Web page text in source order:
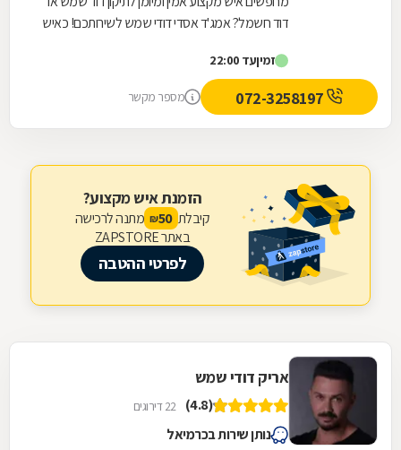
דוד חשמל? אמג'ד אסדי דודי שמש לשירותכם! כאיש
זמיןעד 22:00
מספר מקשר
הזמנת איש מקצוע?
קיבלת 50
₪ מתנה לרכישה
באתר ZAPSTORE
לפרטי ההטבה
אריק דודי שמש
(4.8) 22 דירוגים
נותן שירות בכרמיאל